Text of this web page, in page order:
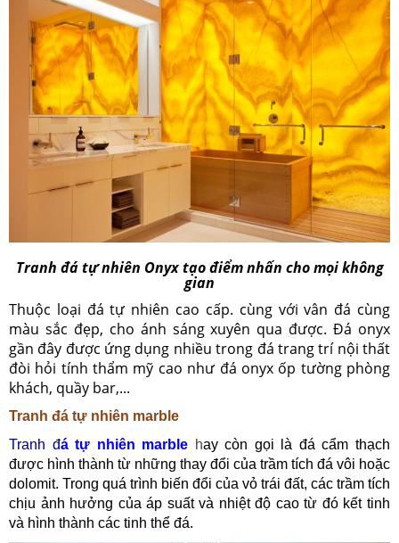
Tranh đá tự nhiên Onyx tạo điểm nhấn cho mọi không
gian
Thuộc loại đá tự nhiên cao cấp. cùng với vân đá cùng
màu sắc đẹp, cho ánh sáng xuyên qua được. Đá onyx
gần đây được ứng dụng nhiều trong đá trang trí nội thất
đòi hỏi tính thẩm mỹ cao như đá onyx ốp tường phòng
khách, quầy bar,...
Tranh đá tự nhiên marble
Tranh đá tự nhiên marble hay còn gọi là đá cẩm thạch
được hình thành từ những thay đổi của trầm tích đá vôi hoặc
dolomit. Trong quá trình biến đổi của vỏ trái đất, các trầm tích
chịu ảnh hưởng của áp suất và nhiệt độ cao từ đó kết tinh
và hình thành các tinh thể đá.